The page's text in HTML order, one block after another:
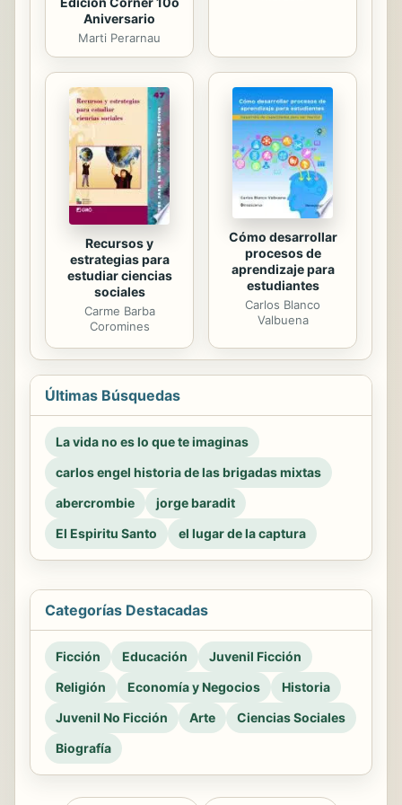
Aniversario
Marti Perarnau
Recursos y
estrategias para
estudiar ciencias
sociales
Carme Barba
Coromines
Cómo desarrollar
procesos de
aprendizaje para
estudiantes
Carlos Blanco
Valbuena
Últimas Búsquedas
La vida no es lo que te imaginas
carlos engel historia de las brigadas mixtas
abercrombie
jorge baradit
El Espiritu Santo
el lugar de la captura
Categorías Destacadas
Ficción Educación
Juvenil Ficción
Religión
Economía y Negocios
Historia
Juvenil No Ficción
Arte
Ciencias Sociales
Biografía